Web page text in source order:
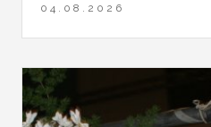
04.08.2026